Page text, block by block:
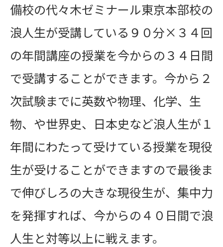
備校の代々木ゼミナール東京本部校の
浪人生が受講している９０分×３４回
の年間講座の授業を今からの３４日間
で受講することができます。今から２
次試験までに英数や物理、化学、生
物、や世界史、日本史など浪人生が１
年間にわたって受けている授業を現役
生が受けることができますので最後ま
で伸びしろの大きな現役生が、集中力
を発揮すれば、今からの４０日間で浪
人生と対等以上に戦えます。